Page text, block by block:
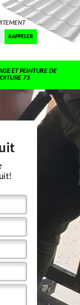
ET PEINTURE DE
73